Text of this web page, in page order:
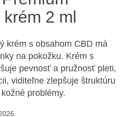
2 ml
krém s obsahom CBD má
na pokožku. Krém s
pevnosť a pružnosť pleti,
viditeľne zlepšuje štruktúru
problémy.